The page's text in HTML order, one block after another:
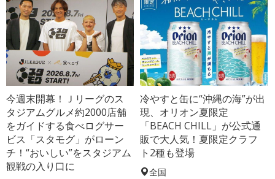
今週末開幕！Ｊリーグのス
タジアムグルメ約2000店舗
をガイドする食べログサー
ビス「スタモグ」がローン
チ！“おいしい”をスタジアム
観戦の入り口に
冷やすと缶に“沖縄の海”が出
現、オリオン夏限定
「BEACH CHILL」が公式通
販で大人気！夏限定クラフ
ト2種も登場
全国